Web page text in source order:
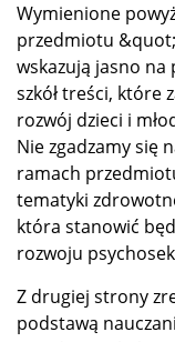
Wymienione
przedmiotu
wskazują jasno
szkół treści, które
rozwój dzieci i
Nie zgadzamy się
ramach
tematyki
która stanowić
rozwoju
Z drugiej strony
podstawą